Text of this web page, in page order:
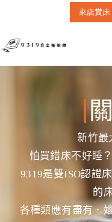
主
來店賞
新竹最
怕買錯床不好睡
9319是雙ISO認證
的
各種類應有盡有．